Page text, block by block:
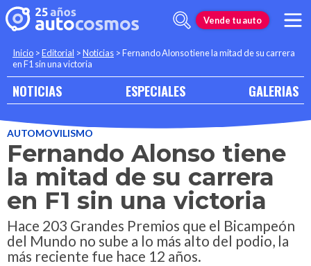
Vende tu auto
Inicio >Editorial >Noticias >Fernando Alonso tiene la mitad de su carrera
en F1 sin una victoria
NOTICIAS ESPECIALES GALERIAS
AUTOMOVILISMO
Fernando Alonso tiene
la mitad de su carrera
en F1 sin una victoria
Hace 203 Grandes Premios que el Bicampeón
del Mundo no sube a lo más alto del podio, la
más reciente fue hace 12 años.